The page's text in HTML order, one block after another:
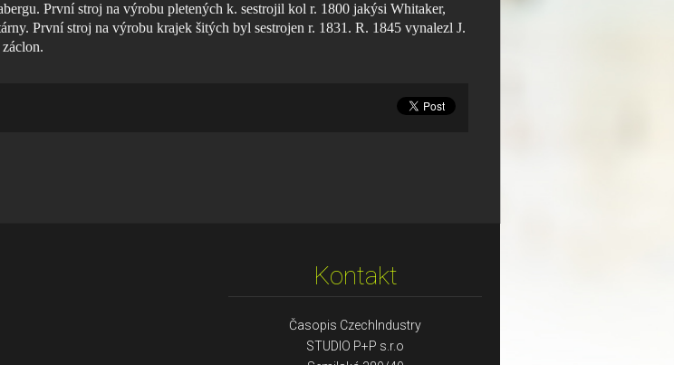
První stroj na výrobu pletených k. sestrojil kol r. 1800 jakýsi Whitaker,
První stroj na výrobu krajek šitých byl sestrojen r. 1831. R. 1845 vynalezl J.
Kontakt
Časopis CzechIndustry
STUDIO P+P s.r.o